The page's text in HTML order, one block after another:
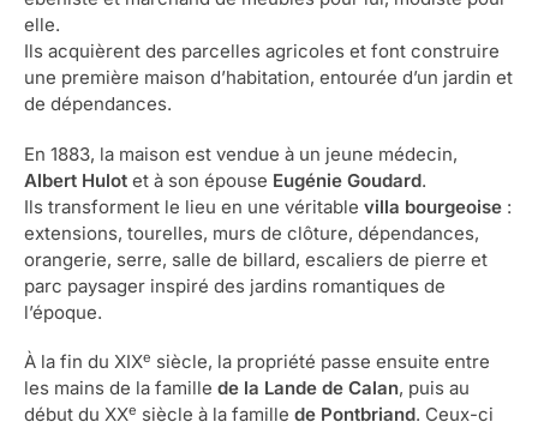
elle.
Ils acquièrent des parcelles agricoles et font construire
une première maison d’habitation, entourée d’un jardin et
de dépendances.
En 1883, la maison est vendue à un jeune médecin,
Albert Hulot et à son épouse Eugénie Goudard.
Ils transforment le lieu en une véritable villa bourgeoise :
extensions, tourelles, murs de clôture, dépendances,
orangerie, serre, salle de billard, escaliers de pierre et
parc paysager inspiré des jardins romantiques de
l’époque.
À la fin du XIXe siècle, la propriété passe ensuite entre
les mains de la famille de la Lande de Calan, puis au
début du XXe siècle à la famille de Pontbriand. Ceux-ci